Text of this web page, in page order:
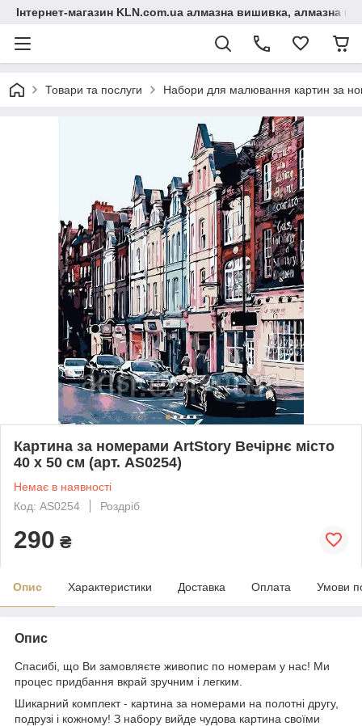
Інтернет-магазин KLN.com.ua алмазна вишивка, алмазна
Товари та послуги Набори для малювання картин за
Картина за номерами ArtStory Вечірнє місто
40 х 50 см (арт. AS0254)
Немає в наявності
Код: AS0254
Роздріб
290 ₴
Опис Характеристики Доставка Оплата Умови
Опис
Спасибі, що Ви замовляєте живопис по номерам у нас! Ми
процес придбання вкрай зручним і легким.
Шикарний комплект - картина за номерами на полотні другу,
подрузі і кожному! З набору вийде чудова картина своїми